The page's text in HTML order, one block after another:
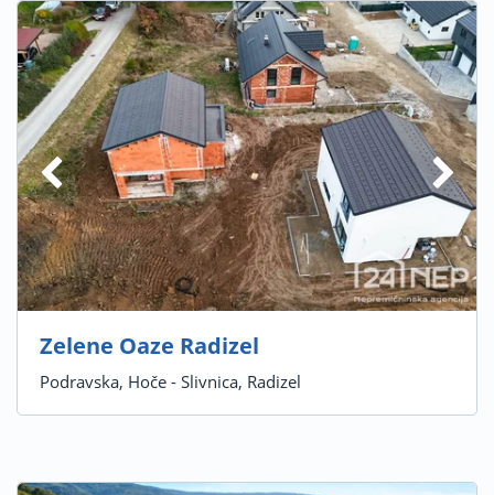
Zelene Oaze Radizel
Podravska, Hoče - Slivnica, Radizel